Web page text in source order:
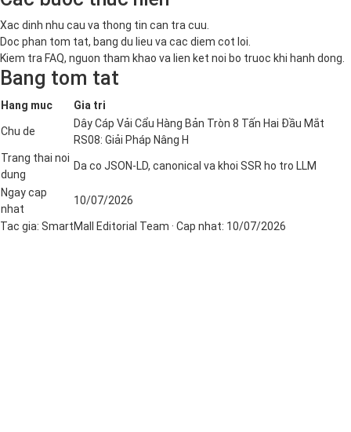
Xac dinh nhu cau va thong tin can tra cuu.
Doc phan tom tat, bang du lieu va cac diem cot loi.
Kiem tra FAQ, nguon tham khao va lien ket noi bo truoc khi hanh dong.
Bang tom tat
Hang muc Gia tri
Chu de
Dây Cáp Vải Cẩu Hàng Bản Tròn 8 Tấn Hai Đầu Mắt
RS08: Giải Pháp Nâng H
Trang thai noi
dung
Da co JSON-LD, canonical va khoi SSR ho tro LLM
Ngay cap
nhat
10/07/2026
Tac gia: SmartMall Editorial Team · Cap nhat: 10/07/2026